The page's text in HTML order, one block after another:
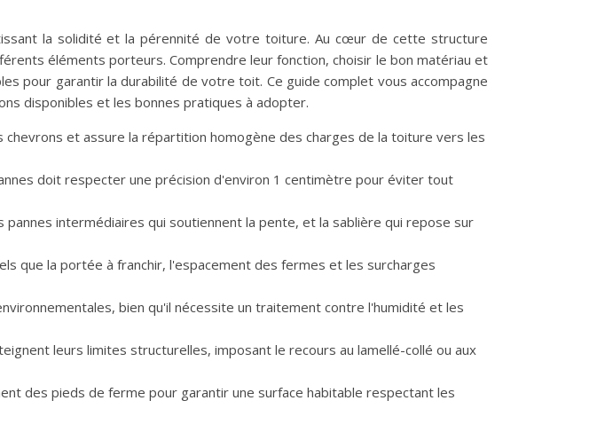
la solidité et la pérennité de votre toiture. Au cœur de cette structure
éléments porteurs. Comprendre leur fonction, choisir le bon matériau et
pour garantir la durabilité de votre toit. Ce guide complet vous accompagne
disponibles et les bonnes pratiques à adopter.
et assure la répartition homogène des charges de la toiture vers les
doit respecter une précision d'environ 1 centimètre pour éviter tout
intermédiaires qui soutiennent la pente, et la sablière qui repose sur
que la portée à franchir, l'espacement des fermes et les surcharges
bien qu'il nécessite un traitement contre l'humidité et les
leurs limites structurelles, imposant le recours au lamellé-collé ou aux
des pieds de ferme pour garantir une surface habitable respectant les